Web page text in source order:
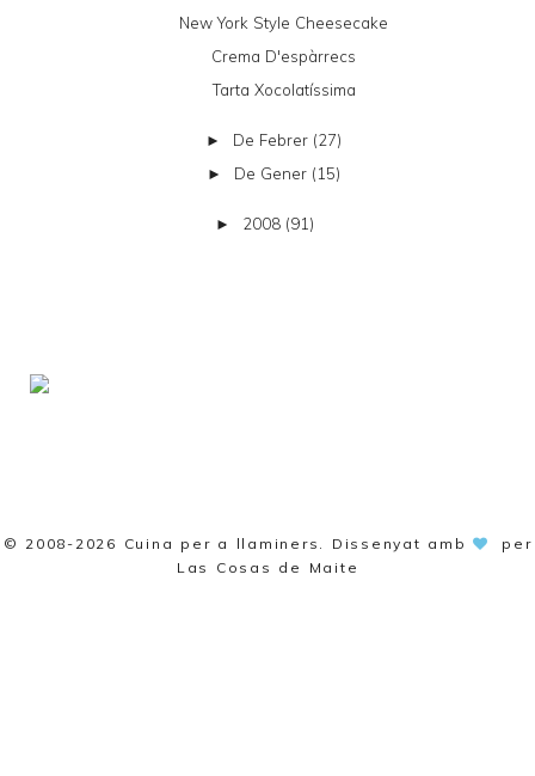
New York Style Cheesecake
Crema D'espàrrecs
Tarta Xocolatíssima
► De Febrer (27)
► De Gener (15)
► 2008 (91)
© 2008-2026 Cuina per a llaminers . Dissenyat amb
per
Las Cosas de Maite